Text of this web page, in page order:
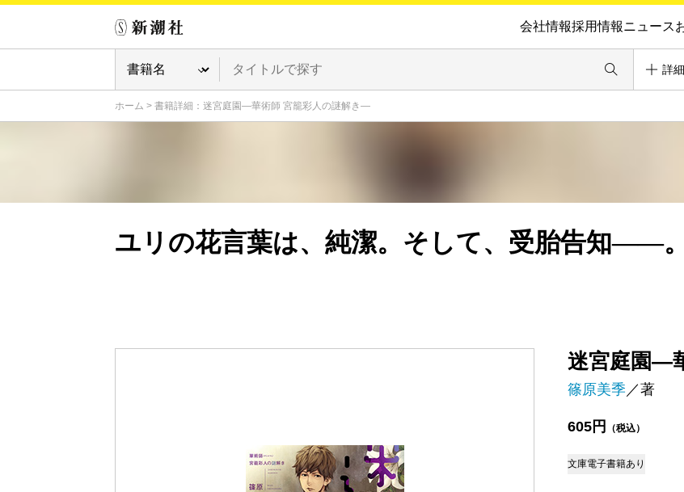
会社情報採用情報ニュース
詳
ホーム > 書籍詳細：迷宮庭園―華術師 宮籠彩人の謎解き―
迷宮庭園―
篠原美季 ／著
605円 （税込）
文庫電子書籍あり
ユリの花言葉は、純潔。そして、受胎告知――。